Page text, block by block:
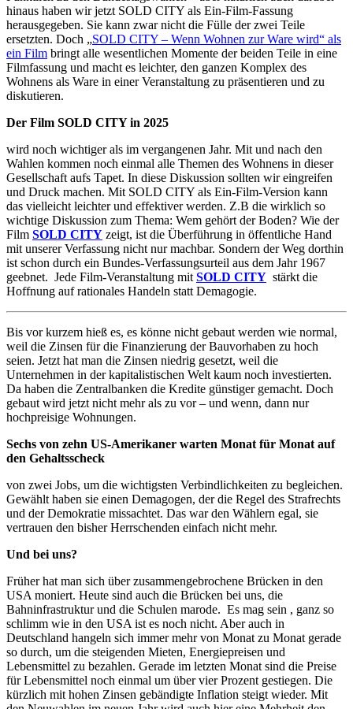
hinaus haben wir jetzt SOLD CITY als Ein-Film-Fassung
herausgegeben. Sie kann zwar nicht die Fülle der zwei Teile
ersetzten. Doch „SOLD CITY – Wenn Wohnen zur Ware wird“ als
ein Film bringt alle wesentlichen Momente der beiden Teile in eine
Filmfassung und macht es leichter, den ganzen Komplex des
Wohnens als Ware in einer Veranstaltung zu präsentieren und zu
diskutieren.
Der Film SOLD CITY in 2025
wird noch wichtiger als im vergangenen Jahr. Mit und nach den
Wahlen kommen noch einmal alle Themen des Wohnens in dieser
Gesellschaft aufs Tapet. In diese Diskussion sollten wir eingreifen
und Druck machen. Mit SOLD CITY als Ein-Film-Version kann
das vielleicht leichter und effektiver werden. Z.B die wirklich so
wichtige Diskussion zum Thema: Wem gehört der Boden? Wie der
Film SOLD CITY zeigt, ist die Überführung in öffentliche Hand
mit unserer Verfassung nicht nur machbar. Sondern der Weg dorthin
ist schon durch ein Bundes-Verfassungsurteil aus dem Jahr 1967
geebnet. Jede Film-Veranstaltung mit SOLD CITY stärkt die
Hoffnung auf rationales Handeln statt Demagogie.
Bis vor kurzem hieß es, es könne nicht gebaut werden wie normal,
weil die Zinsen für die Finanzierung der Bauvorhaben zu hoch
seien. Jetzt hat man die Zinsen niedrig gesetzt, weil die
Unternehmen in der kapitalistischen Welt kaum noch investierten.
Da haben die Zentralbanken die Kredite günstiger gemacht. Doch
gebaut wird jetzt nicht mehr als zu vor – und wenn, dann nur
hochpreisige Wohnungen.
Sechs von zehn US-Amerikaner warten Monat für Monat auf
den Gehaltsscheck
von zwei Jobs, um die wichtigsten Verbindlichkeiten zu begleichen.
Gewählt haben sie einen Demagogen, der die Regel des Strafrechts
und der Demokratie missachtet. Das war den Wählern egal, sie
vertrauen den bisher Herrschenden einfach nicht mehr.
Und bei uns?
Früher hat man sich über zusammengebrochene Brücken in den
USA moniert. Heute sind auch die Brücken bei uns, die
Bahninfrastruktur und die Schulen marode. Es mag sein , ganz so
schlimm wie in den USA ist es noch nicht. Aber auch in
Deutschland hangeln sich immer mehr von Monat zu Monat gerade
so durch, um die steigenden Mieten, Energiepreisen und
Lebensmittel zu bezahlen. Gerade im letzten Monat sind die Preise
für Lebensmittel noch einmal um über vier Prozent gestiegen. Die
kürzlich mit hohen Zinsen gebändigte Inflation steigt wieder. Mit